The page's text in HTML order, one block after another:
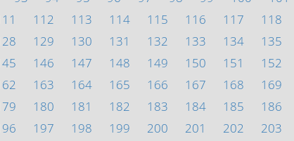
112 113 114 115 116 117 118
129 130 131 132 133 134 135
146 147 148 149 150 151 152
163 164 165 166 167 168 169
180 181 182 183 184 185 186
197 198 199 200 201 202 203